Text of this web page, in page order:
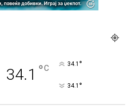
34.1 °C 34.1 °
34.1 °